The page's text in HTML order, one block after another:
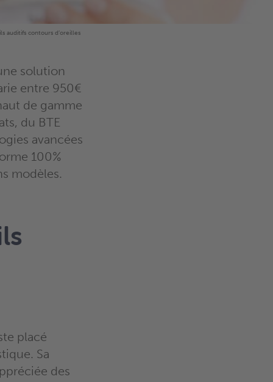
auditifs contours d’oreilles
solution
entre 950€
de gamme
du BTE
avancées
100%
modèles.
placé
Sa
des